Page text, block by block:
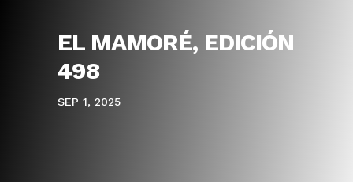
EL MAMORÉ, EDICIÓN
498
SEP 1, 2025